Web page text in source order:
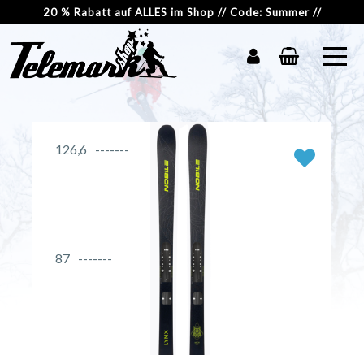
20 % Rabatt auf ALLES im Shop // Code: Summer //
126,6
87